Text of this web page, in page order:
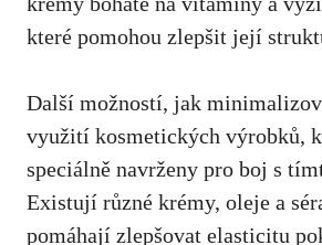
které pomohou zlepšit její
Další možností, jak‍
⁤využití ⁣kosmetických výrobků, ‍
speciálně navrženy pro boj s
Existují různé krémy,⁢ oleje a
pomáhají zlepšovat elasticitu